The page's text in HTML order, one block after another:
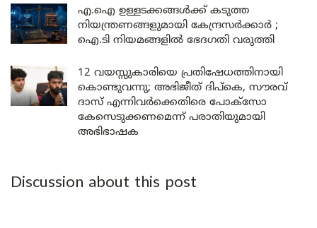
എ.ഐ ഉള്ളടക്കങ്ങൾക്ക് കടുത്ത
നിയന്ത്രണങ്ങളുമായി കേന്ദ്രസർക്കാർ ;
ഐ.ടി നിയമങ്ങളിൽ ഭേദഗതി വരുത്തി
12 വയസ്സുകാരിയെ പ്രതിഷേധത്തിനായി
കൊണ്ടുവന്നു; അഭിജീത് ദിപ്കെ, സൗരവ്
ദാസ് എന്നിവർക്കെതിരെ പോക്സോ
കേസെടുക്കണമെന്ന് പരാതിയുമായി
അഭിഭാഷക
Discussion about this post